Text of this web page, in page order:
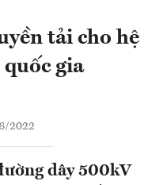
tải cho hệ
gia
2022
dây 500kV